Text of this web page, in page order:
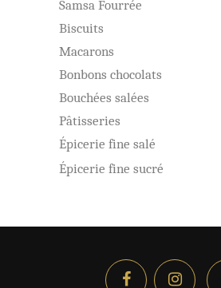
Samsa Fourrée
Biscuits
Macarons
Bonbons chocolats
Bouchées salées
Pâtisseries
Épicerie fine salé
Épicerie fine sucré